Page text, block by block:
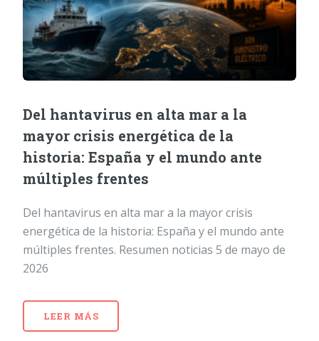
Del hantavirus en alta mar a la
mayor crisis energética de la
historia: España y el mundo ante
múltiples frentes
Del hantavirus en alta mar a la mayor crisis
energética de la historia: España y el mundo ante
múltiples frentes. Resumen noticias 5 de mayo de
2026
LEER MÁS